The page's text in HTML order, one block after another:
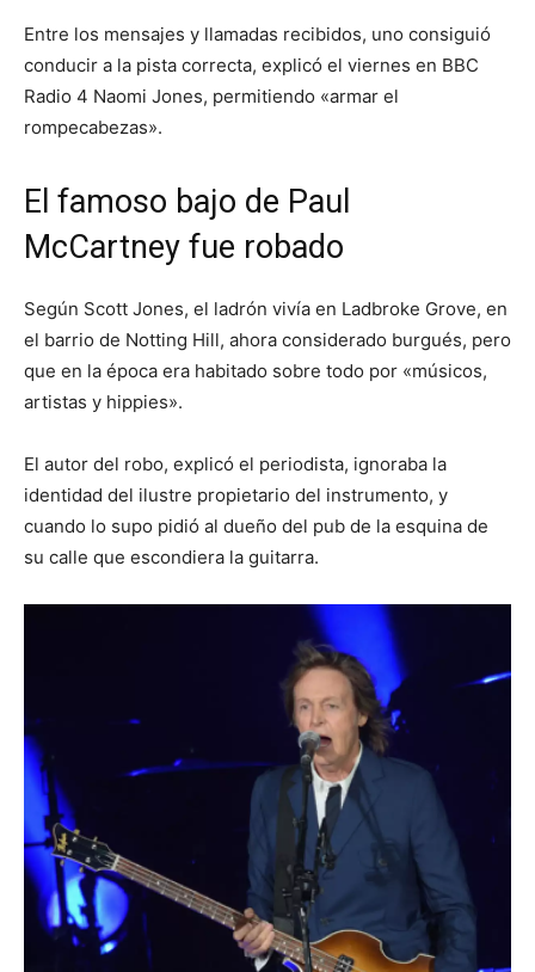
Entre los mensajes y llamadas recibidos, uno consiguió
conducir a la pista correcta, explicó el viernes en BBC
Radio 4 Naomi Jones, permitiendo «armar el
rompecabezas».
El famoso bajo de Paul
McCartney fue robado
Según Scott Jones, el ladrón vivía en Ladbroke Grove, en
el barrio de Notting Hill, ahora considerado burgués, pero
que en la época era habitado sobre todo por «músicos,
artistas y hippies».
El autor del robo, explicó el periodista, ignoraba la
identidad del ilustre propietario del instrumento, y
cuando lo supo pidió al dueño del pub de la esquina de
su calle que escondiera la guitarra.